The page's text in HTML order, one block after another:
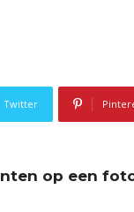
Twitter
op een